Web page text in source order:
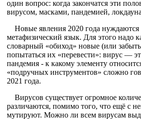
один вопрос: когда закончатся эти
вирусом, масками, пандемией,
Новые явления 2020 года нуждаются
метафизический язык. Для этого надо
словарный «обиход» новые (или
попытаться их «перевести»: вирус —
пандемия - к какому элементу
«подручных инструментов» сложно
2021 года.
Вирусов существует огромное
различаются, помимо того, что ещё с
мутируют. Можно ли всем вирусам